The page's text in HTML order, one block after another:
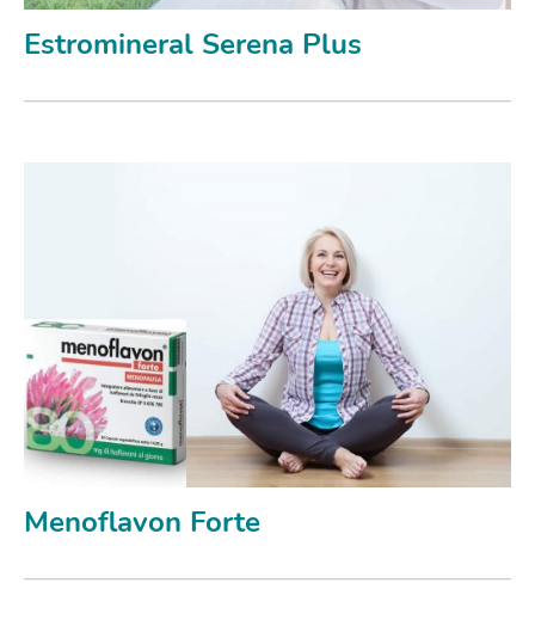
Estromineral Serena Plus
Menoflavon Forte